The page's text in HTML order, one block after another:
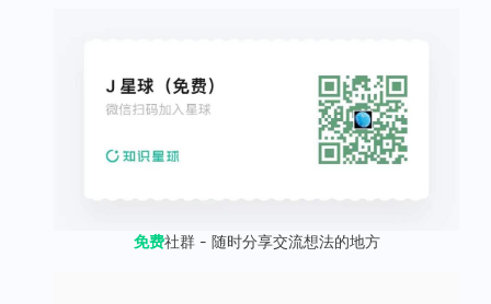
免费社群 - 随时分享交流想法的地方